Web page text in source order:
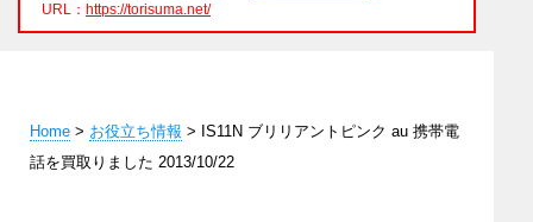
URL： https://torisuma.net/
Home > お役立ち情報 > IS11N ブリリアントピンク au 携帯電
話を買取りました 2013/10/22